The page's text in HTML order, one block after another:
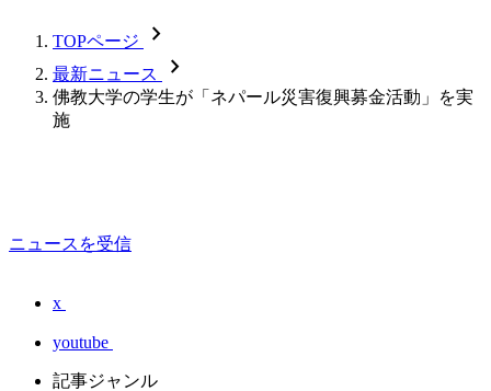
TOPページ chevron_forward
最新ニュース chevron_forward
佛教大学の学生が「ネパール災害復興募金活動」を実
施
ニュースを受信
x
youtube
記事ジャンル